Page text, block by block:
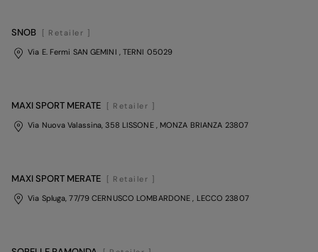
SNOB
[ Retailer ]
Via E. Fermi SAN GEMINI , TERNI 05029
MAXI SPORT MERATE
[ Retailer ]
Via Nuova Valassina, 358 LISSONE , MONZA BRIANZA 23807
MAXI SPORT MERATE
[ Retailer ]
Via Spluga, 77/79 CERNUSCO LOMBARDONE, LECCO 23807